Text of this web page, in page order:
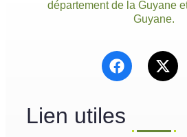
département de la Guyane
Guyane.
Lien utiles